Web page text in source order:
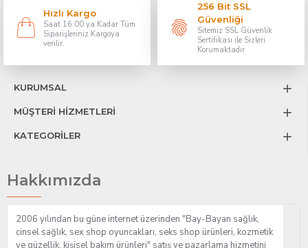
Hızlı Kargo
Saat 16:00 ya Kadar Tüm
Siparişleriniz Kargoya
verilir.
256 Bit SSL
Güvenliği
Sitemiz SSL Güvenlik
Sertifikası ile Sizleri
Korumaktadır
KURUMSAL
MÜŞTERİ HİZMETLERİ
KATEGORİLER
Hakkımızda
2006 yılından bu güne internet üzerinden "Bay-Bayan sağlık,
cinsel sağlık, sex shop oyuncakları, seks shop ürünleri, kozmetik
ve güzellik, kişisel bakım ürünleri" satış ve pazarlama hizmetini